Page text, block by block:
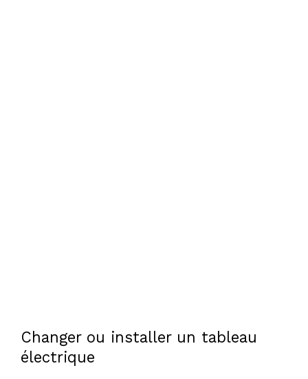
Changer ou installer un tableau
électrique